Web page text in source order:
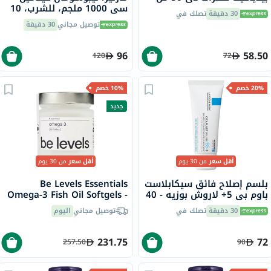
30 دقيقة تصلك في
58.50
72
سي 1000 ملجم، للشرب، 10
مل، 20 قطعة توصيل مجاني30 دقيقة
96
120
20% خصم
أقل سعرمن 30 يوم
بلسم إصلاح فائق سيكابلاست
باوم بي 5+ لاروش بوزيه - 40
مل 30 دقيقة تصلك في
72
90
10% خصم
جديد
أقل سعرمن 30 يوم
Be Levels Essentials
Omega-3 Fish Oil Softgels -
90 Softgels
توصيل مجاني اليوم
231.75
257.50